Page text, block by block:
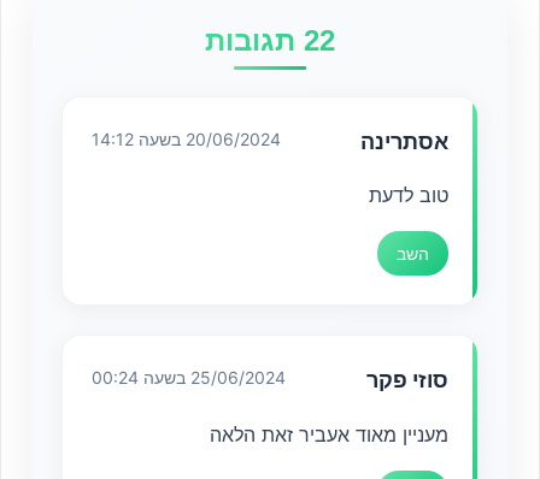
22 תגובות
אסתרינה 20/06/2024 בשעה 14:12
טוב לדעת
השב
סוזי פקר 25/06/2024 בשעה 00:24
מעניין מאוד אעביר זאת הלאה